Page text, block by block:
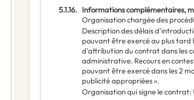
5.1.16. Informations complémentaires,
Organisation chargée des
Description des délais
pouvant être exercé au plus tard
d'attribution du contrat dans les
administrative. Recours en
pouvant être exercé dans les 2
publicité appropriées ».
Organisation qui signe le contrat: